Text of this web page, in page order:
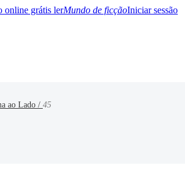
Mundo de ficçãoIniciar sessão
ao Lado / 45